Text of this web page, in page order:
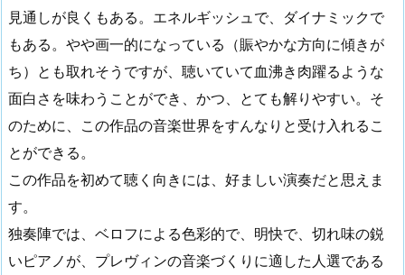
見通しが良くもある。エネルギッシュで、ダイナミックで
もある。やや画一的になっている（賑やかな方向に傾きが
ち）とも取れそうですが、聴いていて血沸き肉躍るような
面白さを味わうことができ、かつ、とても解りやすい。そ
のために、この作品の音楽世界をすんなりと受け入れるこ
とができる。
この作品を初めて聴く向きには、好ましい演奏だと思えま
す。
独奏陣では、ベロフによる色彩的で、明快で、切れ味の鋭
いピアノが、プレヴィンの音楽づくりに適した人選である